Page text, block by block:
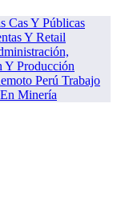
Cas Y Públicas
Y Retail
Trabajo
Minería